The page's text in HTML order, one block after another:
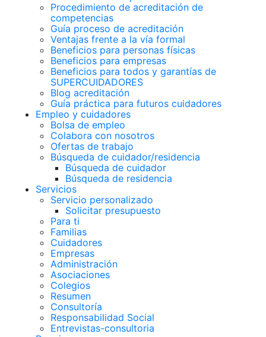
Procedimiento de acreditación de
competencias
Guía proceso de acreditación
Ventajas frente a la vía formal
Beneficios para personas físicas
Beneficios para empresas
Beneficios para todos y garantías de
SUPERCUIDADORES
Blog acreditación
Guía práctica para futuros cuidadores
Empleo y cuidadores
Bolsa de empleo
Colabora con nosotros
Ofertas de trabajo
Búsqueda de cuidador/residencia
Búsqueda de cuidador
Búsqueda de residencia
Servicios
Servicio personalizado
Solicitar presupuesto
Para ti
Familias
Cuidadores
Empresas
Administración
Asociaciones
Colegios
Resumen
Consultoría
Responsabilidad Social
Entrevistas-consultoria